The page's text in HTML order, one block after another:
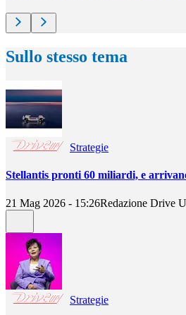
Sullo stesso tema
Strategie
Stellantis pronti 60 miliardi, e
21 Mag 2026 - 15:26Redazione Drive
Strategie